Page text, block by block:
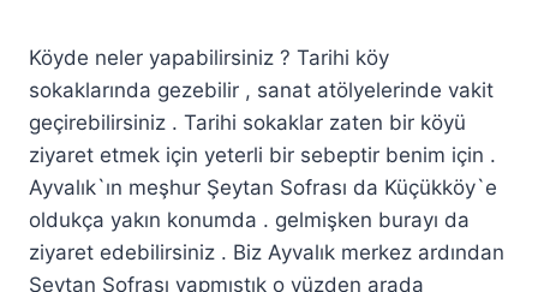
Köyde neler yapabilirsiniz ? Tarihi köy
sokaklarında gezebilir , sanat atölyelerinde vakit
geçirebilirsiniz . Tarihi sokaklar zaten bir köyü
ziyaret etmek için yeterli bir sebeptir benim için .
Ayvalık`ın meşhur Şeytan Sofrası da Küçükköy`e
oldukça yakın konumda . gelmişken burayı da
ziyaret edebilirsiniz . Biz Ayvalık merkez ardından
Şeytan Sofrası yapmıştık o yüzden arada